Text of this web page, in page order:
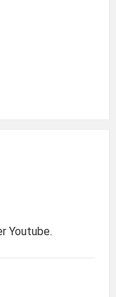
Youtube.